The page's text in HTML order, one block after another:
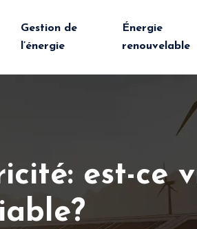
Gestion de
l’énergie
Énergie
renouvelable
est-ce